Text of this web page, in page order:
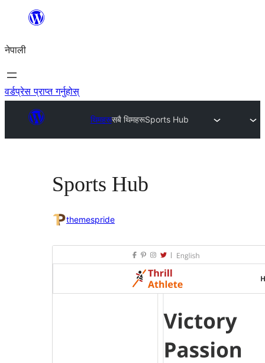
सामग्रीमा
नेपाली
वर्डप्रेस प्राप्त गर्नुहोस्
थिमहरूसबै थिमहरूSports Hub
Sports Hub
themespride